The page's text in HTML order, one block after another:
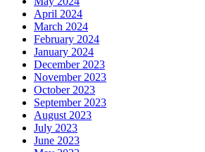
April 2024
March 2024
February 2024
January 2024
December 2023
November 2023
October 2023
September 2023
August 2023
July 2023
June 2023